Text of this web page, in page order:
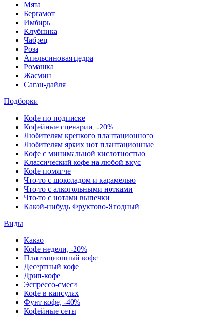
Мята
Бергамот
Имбирь
Клубника
Чабрец
Роза
Апельсиновая цедра
Ромашка
Жасмин
Саган-дайля
Подборки
Кофе по подписке
Кофейные сценарии, -20%
Любителям крепкого плантационного
Любителям ярких нот плантационные
Кофе с минимальной кислотностью
Классический кофе на любой вкус
Кофе помягче
Что-то с шоколадом и карамелью
Что-то с алкогольными нотками
Что-то с нотами выпечки
Какой-нибудь Фруктово-Ягодный
Виды
Какао
Кофе недели, -20%
Плантационный кофе
Десертный кофе
Дрип-кофе
Эспрессо-смеси
Кофе в капсулах
Фунт кофе, -40%
Кофейные сеты